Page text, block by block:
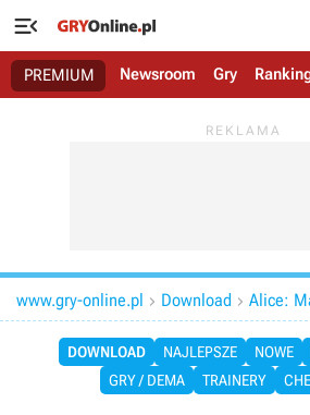

PREMIUM Newsroom Gry
www.gry-online.pl  Download  Alice:
DOWNLOAD NAJLEPSZE NOWE
GRY / DEMA
TRAINERY